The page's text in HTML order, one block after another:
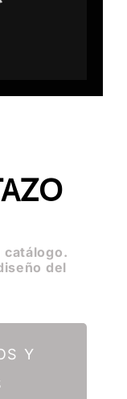
catálogo.
del
Y